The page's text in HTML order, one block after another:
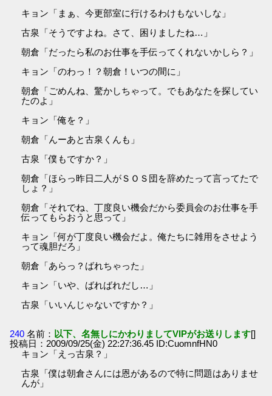
キョン「まぁ、今更部室に行けるわけもないしな」
古泉「そうですよね。さて、困りましたね…」
朝倉「だったら私のお仕事を手伝ってくれないかしら？」
キョン「のわっ！？朝倉！いつの間に」
朝倉「ごめんね、驚かしちゃって。でもあなたを探してい
たのよ」
キョン「俺を？」
朝倉「んーあと古泉くんも」
古泉「僕もですか？」
朝倉「ほらっ昨日二人がＳＯＳ団を辞めたって言ってたで
しょ？」
朝倉「それでね、丁度良い機会だから委員会のお仕事を手
伝ってもらおうと思って」
キョン「何が丁度良い機会だよ。俺たちに雑用をさせよう
って魂胆だろ」
朝倉「あらっ？ばれちゃった」
キョン「いや、ばればれだし…」
古泉「いいんじゃないですか？」
240 名前： 以下、名無しにかわりましてVIPがお送りします[]
投稿日：2009/09/25(金) 22:27:36.45 ID:CuomnfHN0
キョン「えっ古泉？」
古泉「僕は朝倉さんには恩があるので特に問題はありませ
んが」